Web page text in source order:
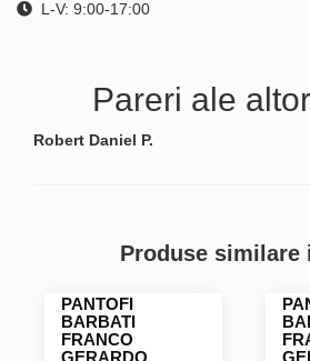
L-V: 9:00-17:00
Pareri ale
Robert Daniel P.
Produse similare
PANTOFI
BARBATI
FRANCO
GERARDO